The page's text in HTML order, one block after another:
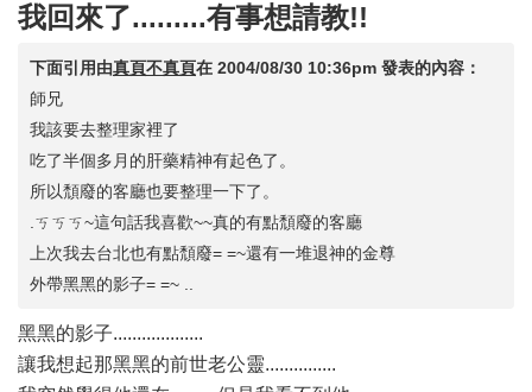
我回來了.........有事想請教!!
下面引用由真頁不真頁在 2004/08/30 10:36pm 發表的內容：
師兄
我該要去整理家裡了
吃了半個多月的肝藥精神有起色了。
所以頹廢的客廳也要整理一下了。
.ㄎㄎㄎ~這句話我喜歡~~真的有點頹廢的客廳
上次我去台北也有點頹廢= =~還有一堆退神的金尊
外帶黑黑的影子= =~ ..
黑黑的影子...................
讓我想起那黑黑的前世老公靈...............